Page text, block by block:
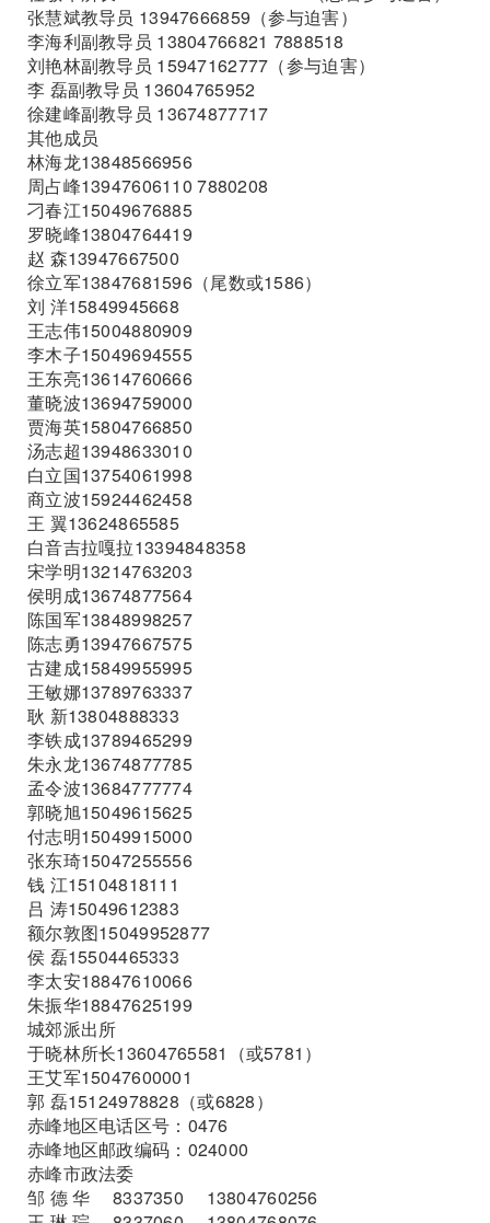
张慧斌教导员 13947666859（参与迫害）
李海利副教导员 13804766821 7888518
刘艳林副教导员 15947162777（参与迫害）
李 磊副教导员 13604765952
徐建峰副教导员 13674877717
其他成员
林海龙13848566956
周占峰13947606110 7880208
刁春江15049676885
罗晓峰13804764419
赵 森13947667500
徐立军13847681596（尾数或1586）
刘 洋15849945668
王志伟15004880909
李木子15049694555
王东亮13614760666
董晓波13694759000
贾海英15804766850
汤志超13948633010
白立国13754061998
商立波15924462458
王 翼13624865585
白音吉拉嘎拉13394848358
宋学明13214763203
侯明成13674877564
陈国军13848998257
陈志勇13947667575
古建成15849955995
王敏娜13789763337
耿 新13804888333
李铁成13789465299
朱永龙13674877785
孟令波13684777774
郭晓旭15049615625
付志明15049915000
张东琦15047255556
钱 江15104818111
吕 涛15049612383
额尔敦图15049952877
侯 磊15504465333
李太安18847610066
朱振华18847625199
城郊派出所
于晓林所长13604765581（或5781）
王艾军15047600001
郭 磊15124978828（或6828）
赤峰地区电话区号：0476
赤峰地区邮政编码：024000
赤峰市政法委
邹 德 华 8337350 13804760256